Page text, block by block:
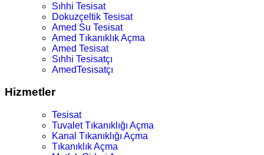
Sıhhi Tesisat
Dokuzçeltik Tesisat
Amed Su Tesisat
Amed Tıkanıklık Açma
Amed Tesisat
Sıhhi Tesisatçı
AmedTesisatçı
Hizmetler
Tesisat
Tuvalet Tıkanıklığı Açma
Kanal Tıkanıklığı Açma
Tıkanıklık Açma